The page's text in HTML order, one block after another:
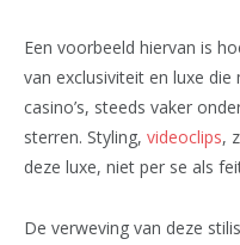
Een voorbeeld hiervan is
van exclusiviteit en luxe
casino’s, steeds vaker
sterren. Styling, videoclips,
deze luxe, niet per se als
De verweving van deze